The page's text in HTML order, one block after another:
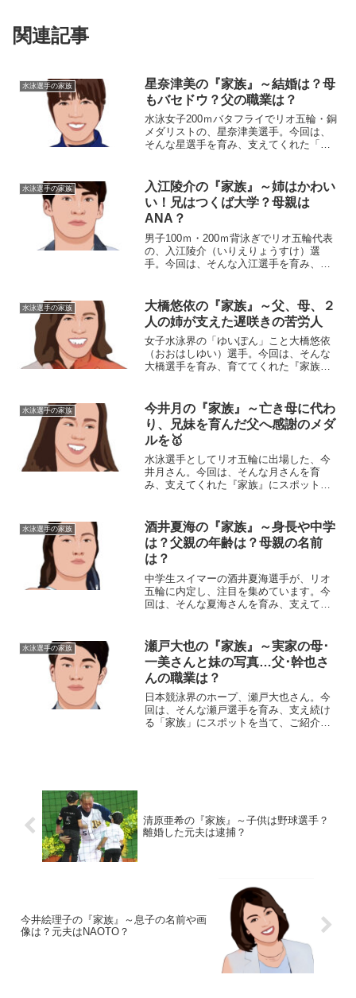
関連記事
水泳選手の家族
星奈津美の『家族』～結婚は？母
もバセドウ？父の職業は？
水泳女子200ｍバタフライでリオ五輪・銅
メダリストの、星奈津美選手。今回は、
そんな星選手を育み、支えてくれた「家
の母・真奈美さんは現在51歳。奈津美さ
んの小学生時代、水...
水泳選手の家族
入江陵介の『家族』～姉はかわい
い！兄はつくば大学？母親は
ANA？
男子100ｍ・200ｍ背泳ぎでリオ五輪代表
の、入江陵介（いりえりょうすけ）選
手。今回は、そんな入江選手を育み、支
入江陵介選手のお父さんの名前は、入江
智英さん。年齢は、今...
水泳選手の家族
大橋悠依の『家族』～父、母、２
人の姉が支えた遅咲きの苦労人
女子水泳界の「ゆいぽん」こと大橋悠依
（おおはしゆい）選手。今回は、そんな
大橋選手を育み、育ててくれた『家族』
県彦根市出身。「ジェット桐生」の桐生
祥秀選手と同じ出身地です...
水泳選手の家族
今井月の『家族』～亡き母に代わ
り、兄妹を育んだ父へ感謝のメダ
ルを🥇
水泳選手としてリオ五輪に出場した、今
井月さん。今回は、そんな月さんを育
み、支えてくれた『家族』にスポットを
成12年〉8月15日身 長：164cm出身
地 ：岐阜県岐...
水泳選手の家族
酒井夏海の『家族』～身長や中学
は？父親の年齢は？母親の名前
は？
中学生スイマーの酒井夏海選手が、リオ
五輪に内定し、注目を集めています。今
回は、そんな夏海さんを育み、支えてく
は？酒井夏海選手は、2001年6月19日生
まれで、現在14歳。...
水泳選手の家族
瀬戸大也の『家族』～実家の母･
一美さんと妹の写真…父･幹也さ
んの職業は？
日本競泳界のホープ、瀬戸大也さん。今
回は、そんな瀬戸選手を育み、支え続け
る「家族」にスポットを当て、ご紹介し
清原亜希の『家族』～子供は野球選手？
離婚した元夫は逮捕？
今井絵理子の『家族』～息子の名前や画
像は？元夫はNAOTO？